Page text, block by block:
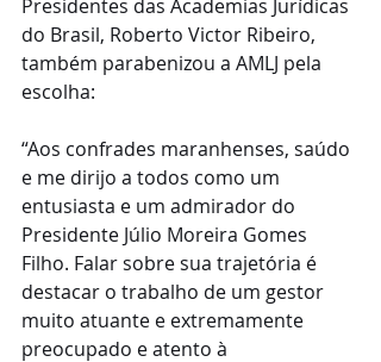
Presidentes das Academias Jurídicas
do Brasil, Roberto Victor Ribeiro,
também parabenizou a AMLJ pela
escolha:
“Aos confrades maranhenses, saúdo
e me dirijo a todos como um
entusiasta e um admirador do
Presidente Júlio Moreira Gomes
Filho. Falar sobre sua trajetória é
destacar o trabalho de um gestor
muito atuante e extremamente
preocupado e atento à